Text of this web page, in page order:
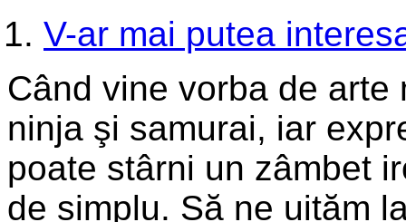
V-ar mai putea
Când vine vorba de
ninja şi samurai, iar
poate stârni un zâmbet
de simplu. Să ne uităm